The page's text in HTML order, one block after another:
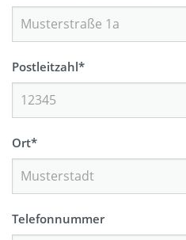
Postleitzahl*
Ort*
Telefonnummer